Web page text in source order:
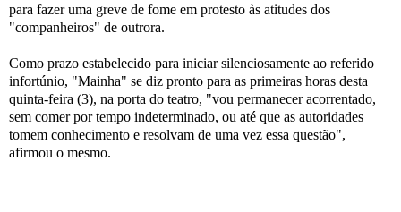
para fazer uma greve de fome em protesto às atitudes dos
"companheiros" de outrora.
Como prazo estabelecido para iniciar silenciosamente ao referido
infortúnio, "Mainha" se diz pronto para as primeiras horas desta
quinta-feira (3), na porta do teatro, "vou permanecer acorrentado,
sem comer por tempo indeterminado, ou até que as autoridades
tomem conhecimento e resolvam de uma vez essa questão",
afirmou o mesmo.